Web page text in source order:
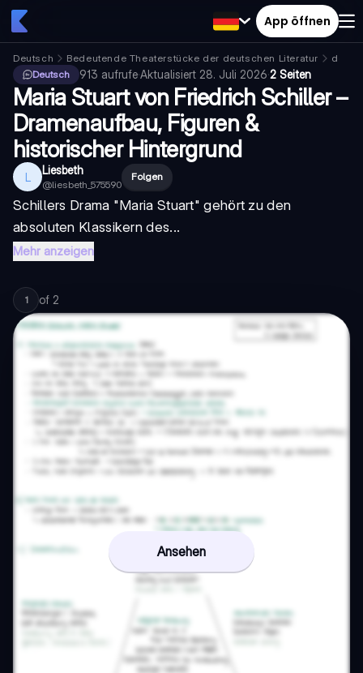
App öffnen
Deutsch Bedeutende Theaterstücke der deutschen Literatur
don
Deutsch
913 aufrufe·Aktualisiert 28. Juli 2026·2 Seiten
Maria Stuart von Friedrich Schiller –
Dramenaufbau, Figuren &
historischer Hintergrund
L Liesbeth
@liesbeth_575590
Folgen
Schillers Drama "Maria Stuart" gehört zu den
absoluten Klassikern des...
Mehr anzeigen
1 of 2
Ansehen